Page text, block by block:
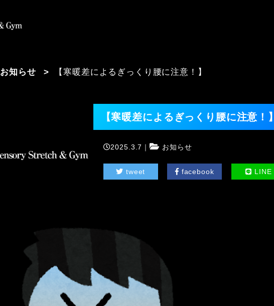
お知らせ 【寒暖差によるぎっくり腰に注意！】
【寒暖差によるぎっくり腰に注意！】
2025.3.7｜ お知らせ
tweet facebook LINE